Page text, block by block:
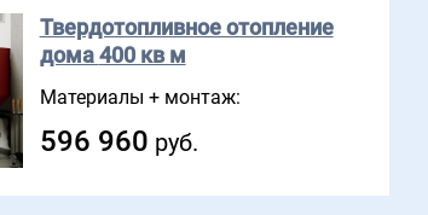
Твердотопливное отопление
дома400 кв м
Материалы + монтаж:
596 960 руб.